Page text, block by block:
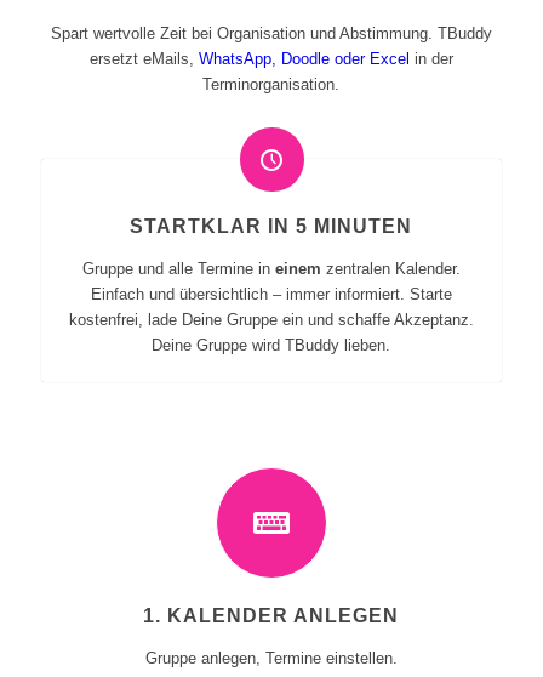
Spart wertvolle Zeit bei Organisation und Abstimmung. TBuddy
ersetzt eMails, WhatsApp, Doodle oder Excel in der
Terminorganisation.
STARTKLAR IN 5 MINUTEN
Gruppe und alle Termine in einem zentralen Kalender.
Einfach und übersichtlich – immer informiert. Starte
kostenfrei, lade Deine Gruppe ein und schaffe Akzeptanz.
Deine Gruppe wird TBuddy lieben.
1. KALENDER ANLEGEN
Gruppe anlegen, Termine einstellen.